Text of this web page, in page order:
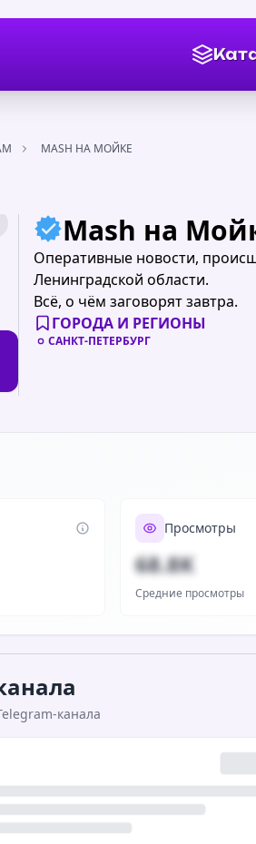
MASH НА МОЙКЕ
Mash на
Оперативные новости,
Ленинградской области.
Всё, о чём заговорят завтра.
ГОРОДА И РЕГИОНЫ
САНКТ-ПЕТЕРБУРГ
Просмотры
68.8K
Средние просмотры
канала